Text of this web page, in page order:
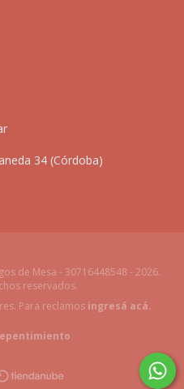
34 (Córdoba)
de Mesa - 30716448548 - 2026.
reservados.
Para reclamos ingresá acá.